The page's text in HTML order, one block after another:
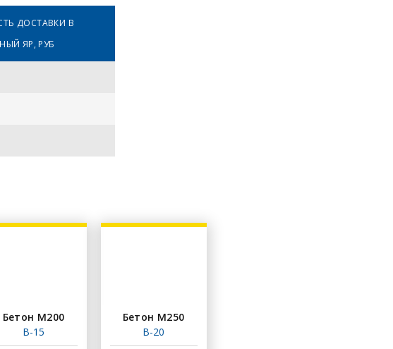
ДОСТАВКИ В
ЯР, РУБ
Бетон М200
В-15
Бетон М250
В-20